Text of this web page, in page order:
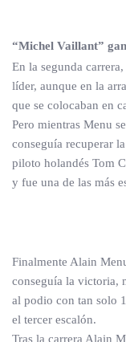
“Michel Vaillant”
En la segunda
líder, aunque en la
que se colocaban en
Pero mientras Menu
conseguía recuperar
piloto holandés Tom
y fue una de las más
Finalmente Alain
conseguía la victoria,
al podio con tan solo
el tercer escalón.
Tras la carrera Alain